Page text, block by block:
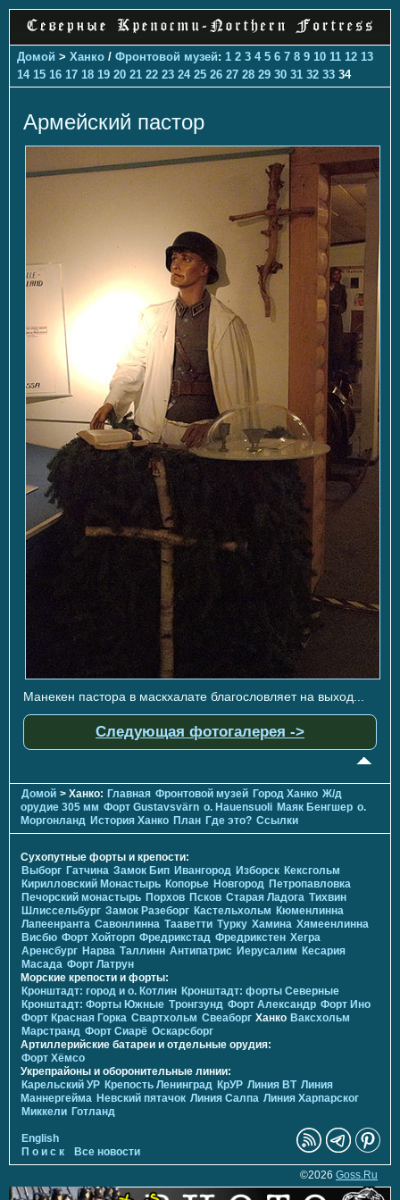
Домой > Ханко / Фронтовой музей: 1 2 3 4 5 6 7 8 9 10 11 12 13
14 15 16 17 18 19 20 21 22 23 24 25 26 27 28 29 30 31 32 33 34
Армейский пастор
Манекен пастора в маскхалате благословляет на выход...
Следующая фотогалерея ->
Домой > Ханко: Главная Фронтовой музей Город Ханко Ж/д
орудие 305 мм Форт Gustavsvärn о. Hauensuoli Маяк Бенгшер о.
Моргонланд История Ханко План Где это? Ссылки
Сухопутные форты и крепости:
Выборг Гатчина Замок Бип Ивангород Изборск Кексгольм
Кирилловский Монастырь Копорье Новгород Петропавловка
Печорcкий монастырь Порхов Псков Старая Ладога Тихвин
Шлиссельбург Замок Разеборг Кастельхольм Кюменлинна
Лапеенранта Савонлинна Тааветти Турку Хамина Хямеенлинна
Висбю Форт Хойторп Фредрикстад Фредрикстен Хегра
Аренсбург Нарва Таллинн Антипатрис Иерусалим Кесария
Масада Форт Латрун
Морские крепости и форты:
Кронштадт: город и о. Котлин Кронштадт: форты Северные
Кронштадт: Форты Южные Тронгзунд Форт Александр Форт Ино
Форт Красная Горка Свартхольм Свеаборг Ханко Ваксхольм
Марстранд Форт Сиарё Оскарсборг
Артиллерийские батареи и отдельные орудия:
Форт Хёмсо
Укрепрайоны и оборонительные линии:
Карельский УР Крепость Ленинград КрУР Линия ВТ Линия
Маннергейма Невский пятачок Линия Салпа Линия Харпарског
Миккели Готланд
English
П о и с к
Все новости
©2026 Goss.Ru